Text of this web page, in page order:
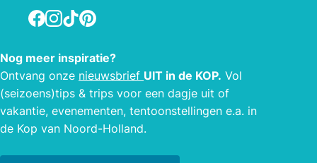
Alles wérkt. En: u bent hier straks
geheel eigen baas! Dit is uw thuis. Ook
ze mee!)
Facebook
Instagram
TikTokPinterest
Nog meer inspiratie?
Ontvang onze nieuwsbrief UIT in de KOP. Vol
(seizoens)tips & trips voor een dagje uit of
vakantie, evenementen, tentoonstellingen e.a. in
de Kop van Noord-Holland.